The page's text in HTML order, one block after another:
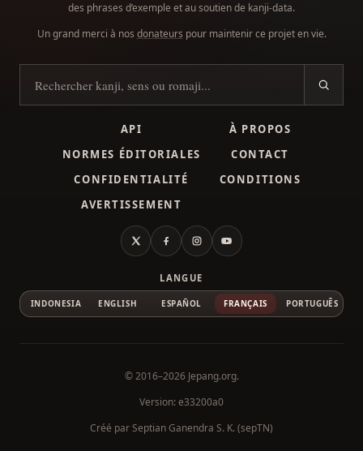
des phrases d’exemple et au soutien de kanji-data.
Un grand merci à nos donateurs pour maintenir ce projet en vie.
Rechercher des kanji
API
À PROPOS
NORMES ÉDITORIALES
CONTACT
CONFIDENTIALITÉ
CONDITIONS
AVERTISSEMENT
X FacebookInstagramYouTube
LANGUE
INDONESIA ENGLISH ESPAÑOL FRANÇAIS PORTUGUÊS
© 2016–2026 Jepang.org.
Version: e33200a0
Créé parSeptian Ganendra S. K. (sepTN)